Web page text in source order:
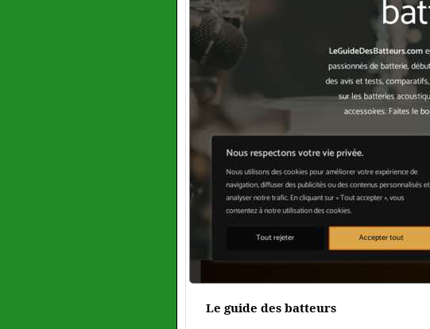
Le guide des batteurs